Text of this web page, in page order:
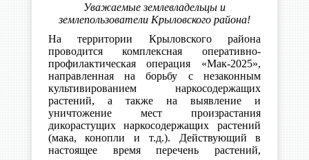
Уважаемые землевладельцы и
землепользователи Крыловского района!
На территории Крыловского района
проводится комплексная оперативно-
профилактическая операция «Мак-2025»,
направленная на борьбу с незаконным
культивированием наркосодержащих
растений, а также на выявление и
уничтожение мест произрастания
дикорастущих наркосодержащих растений
(мака, конопли и т.д.). Действующий в
настоящее время перечень растений,